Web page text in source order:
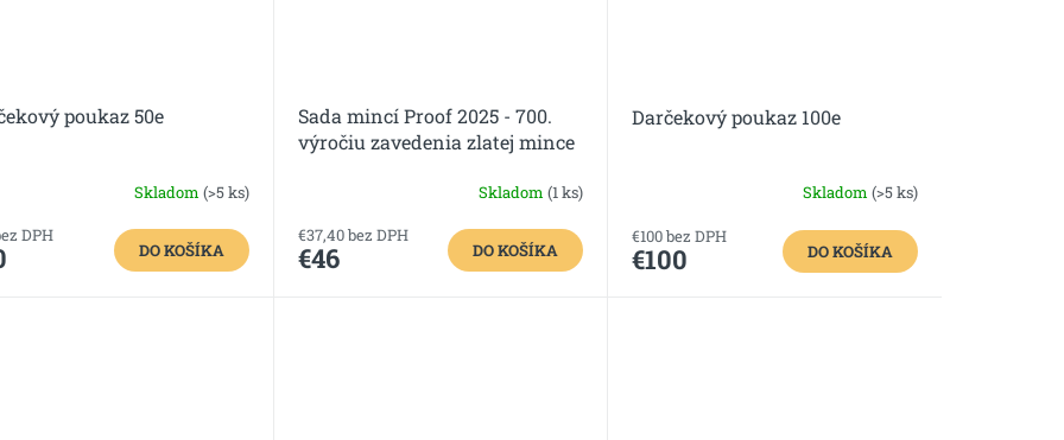
poukaz 50e
Skladom (>5 ks)
DPH
DO KOŠÍKA
Sada mincí Proof 2025 - 700.
výročiu zavedenia zlatej mince
Skladom (1 ks)
€37,40 bez DPH
€46 DO KOŠÍKA
Darčekový poukaz 100e
Skladom (>5 ks)
€100 bez DPH
€100 DO KOŠÍKA